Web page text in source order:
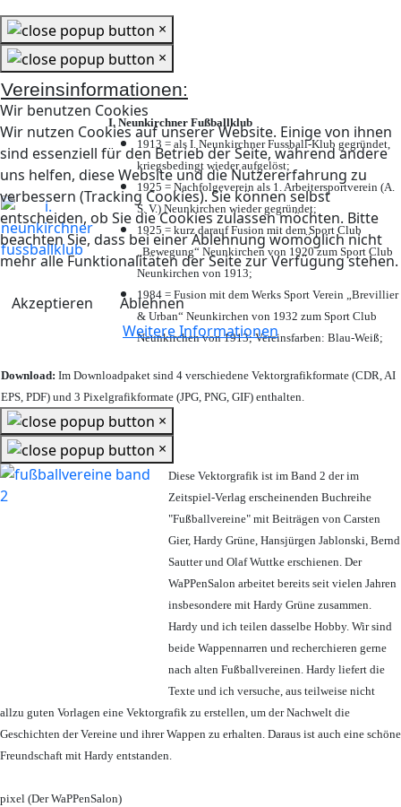
Wir benutzen Cookies
Wir nutzen Cookies auf unserer Website. Einige von ihnen
sind essenziell für den Betrieb der Seite, während andere
uns helfen, diese Website und die Nutzererfahrung zu
verbessern (Tracking Cookies). Sie können selbst
entscheiden, ob Sie die Cookies zulassen möchten. Bitte
beachten Sie, dass bei einer Ablehnung womöglich nicht
mehr alle Funktionalitäten der Seite zur Verfügung stehen.
Akzeptieren
Ablehnen
Weitere Informationen
×
×
Vereinsinformationen:
I. Neunkirchner Fußballklub
1913 = als I. Neunkirchner Fussball-Klub gegründet,
kriegsbedingt wieder aufgelöst;
1925 = Nachfolgeverein als 1. Arbeitersportverein (A.
S. V.) Neunkirchen wieder gegründet;
1925 = kurz darauf Fusion mit dem Sport Club
„Bewegung“ Neunkirchen von 1920 zum Sport Club
Neunkirchen von 1913;
1984 = Fusion mit dem Werks Sport Verein „Brevillier
& Urban“ Neunkirchen von 1932 zum Sport Club
Neunkirchen von 1913; Vereinsfarben: Blau-Weiß;
Download: Im Downloadpaket sind 4 verschiedene Vektorgrafikformate (CDR, AI
EPS, PDF) und 3 Pixelgrafikformate (JPG, PNG, GIF) enthalten.
×
×
Diese Vektorgrafik ist im Band 2 der im
Zeitspiel-Verlag erscheinenden Buchreihe
"Fußballvereine" mit Beiträgen von Carsten
Gier, Hardy Grüne, Hansjürgen Jablonski, Bernd
Sautter und Olaf Wuttke erschienen. Der
WaPPenSalon arbeitet bereits seit vielen Jahren
insbesondere mit Hardy Grüne zusammen.
Hardy und ich teilen dasselbe Hobby. Wir sind
beide Wappennarren und recherchieren gerne
nach alten Fußballvereinen. Hardy liefert die
Texte und ich versuche, aus teilweise nicht
allzu guten Vorlagen eine Vektorgrafik zu erstellen, um der Nachwelt die
Geschichten der Vereine und ihrer Wappen zu erhalten. Daraus ist auch eine schöne
Freundschaft mit Hardy entstanden.
pixel (Der WaPPenSalon)